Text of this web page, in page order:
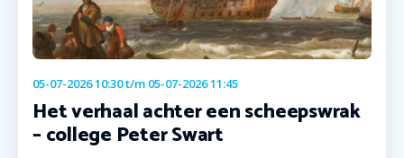
05-07-2026 10:30t/m 05-07-2026 11:45
Het verhaal achter een scheepswrak
– college Peter Swart